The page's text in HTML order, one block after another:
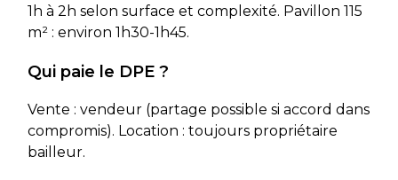
1h à 2h selon surface et complexité. Pavillon 115
m² : environ 1h30-1h45.
Qui paie le DPE ?
Vente : vendeur (partage possible si accord dans
compromis). Location : toujours propriétaire
bailleur.